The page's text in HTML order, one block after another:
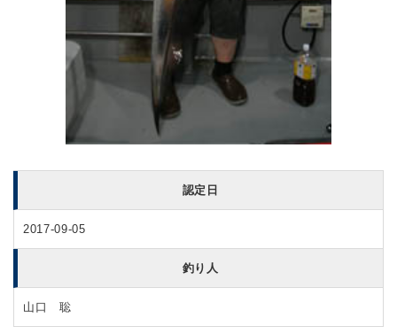
認定日
2017-09-05
釣り人
山口 聡